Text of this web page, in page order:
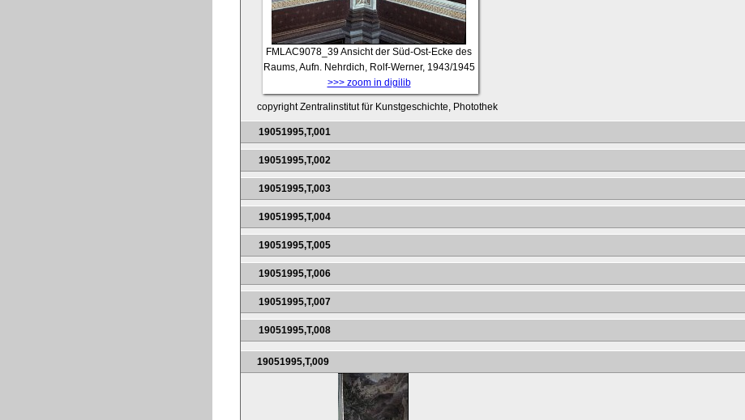
FMLAC9078_39Ansicht der Süd-Ost-Ecke des
Raums, Aufn. Nehrdich, Rolf-Werner, 1943/1945
>>> zoom in digilib
copyright Zentralinstitut für Kunstgeschichte, Photothek
19051995,T,001
19051995,T,002
19051995,T,003
19051995,T,004
19051995,T,005
19051995,T,006
19051995,T,007
19051995,T,008
19051995,T,009